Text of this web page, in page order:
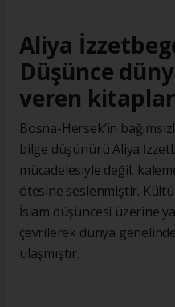
Aliya
Düşünce
veren kitaplar
Bosna-Hersek’in
bilge düşünürü Aliya
mücadelesiyle değil,
ötesine seslenmiştir.
İslam düşüncesi üzerine
çevrilerek dünya
ulaşmıştır.